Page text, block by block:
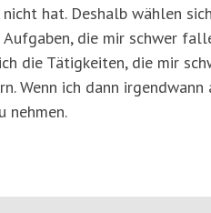
hat. Deshalb wählen
die mir schwer
die Tätigkeiten, die mir
Wenn ich dann
nehmen.